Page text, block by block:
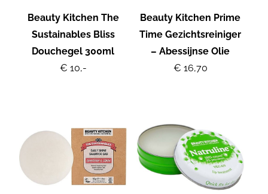
Beauty Kitchen The
Sustainables Bliss
Douchegel 300ml
€ 10,-
Beauty Kitchen Prime
Time Gezichtsreiniger
– Abessijnse Olie
€ 16,70